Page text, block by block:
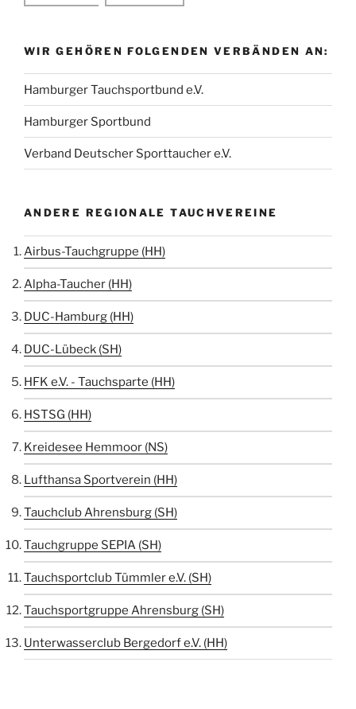
WIR GEHÖREN FOLGENDEN VERBÄNDEN AN:
Hamburger Tauchsportbund e.V.
Hamburger Sportbund
Verband Deutscher Sporttaucher e.V.
ANDERE REGIONALE TAUCHVEREINE
Airbus-Tauchgruppe (HH)
Alpha-Taucher (HH)
DUC-Hamburg (HH)
DUC-Lübeck (SH)
HFK e.V. - Tauchsparte (HH)
HSTSG (HH)
Kreidesee Hemmoor (NS)
Lufthansa Sportverein (HH)
Tauchclub Ahrensburg (SH)
Tauchgruppe SEPIA (SH)
Tauchsportclub Tümmler e.V. (SH)
Tauchsportgruppe Ahrensburg (SH)
Unterwasserclub Bergedorf e.V. (HH)